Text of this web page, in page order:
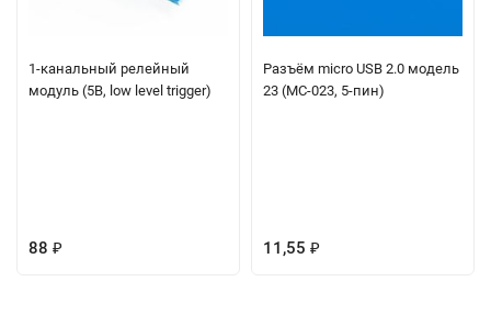
1-канальный релейный
модуль (5В, low level trigger)
88 ₽
Разъём micro USB 2.0 модель
23 (MC-023, 5-пин)
11,55 ₽